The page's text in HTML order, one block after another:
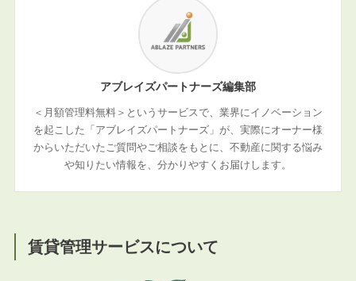
アブレイズパートナーズ編集部
＜月額管理料無料＞というサービスで、業界にイノベーション
を起こした「アブレイズパートナーズ」が、実際にオーナー様
からいただいたご質問やご相談をもとに、不動産に関する悩み
や知りたい情報を、分かりやすくお届けします。
賃貸管理サービスについて